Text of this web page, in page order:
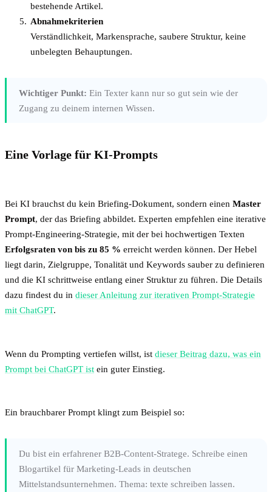
bestehende Artikel.
Abnahmekriterien
Verständlichkeit, Markensprache, saubere Struktur, keine
unbelegten Behauptungen.
Wichtiger Punkt: Ein Texter kann nur so gut sein wie der
Zugang zu deinem internen Wissen.
Eine Vorlage für KI-Prompts
Bei KI brauchst du kein Briefing-Dokument, sondern einen Master
Prompt, der das Briefing abbildet. Experten empfehlen eine iterative
Prompt-Engineering-Strategie, mit der bei hochwertigen Texten
Erfolgsraten von bis zu 85 % erreicht werden können. Der Hebel
liegt darin, Zielgruppe, Tonalität und Keywords sauber zu definieren
und die KI schrittweise entlang einer Struktur zu führen. Die Details
dazu findest du in dieser Anleitung zur iterativen Prompt-Strategie
mit ChatGPT.
Wenn du Prompting vertiefen willst, ist dieser Beitrag dazu, was ein
Prompt bei ChatGPT ist ein guter Einstieg.
Ein brauchbarer Prompt klingt zum Beispiel so:
Du bist ein erfahrener B2B-Content-Stratege. Schreibe einen
Blogartikel für Marketing-Leads in deutschen
Mittelstandsunternehmen. Thema: texte schreiben lassen.